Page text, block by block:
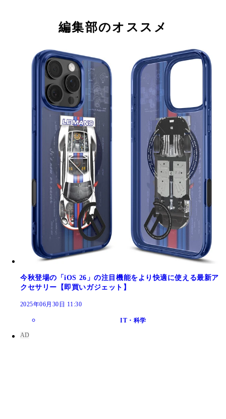
に！ Apple純正のショルダーストラップ「クロス
ストラップ（9980円）」も登場
イズが6.3インチのProと、6.9インチのPro Maxがラ
ップ。蒸気冷却機能であるベイパーチャンバーが
どでもフリーズせず、安定した動作ができる。カ
メインが8倍光学ズームで、インカメラの画質も強
た
編集部のオススメ
今秋登場の「iOS 26」の注目機能をより快適に使える最新ア
クセサリー【即買いガジェット】
2025年06月30日 11:30
IT・科学